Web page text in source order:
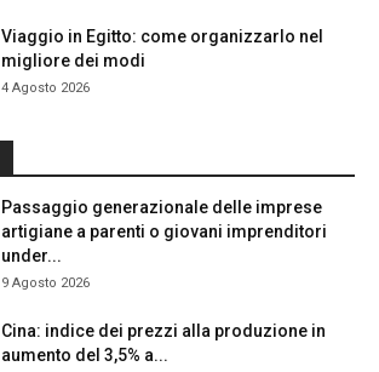
Viaggio in Egitto: come organizzarlo nel
migliore dei modi
4 Agosto 2026
Passaggio generazionale delle imprese
artigiane a parenti o giovani imprenditori
under...
9 Agosto 2026
Cina: indice dei prezzi alla produzione in
aumento del 3,5% a...